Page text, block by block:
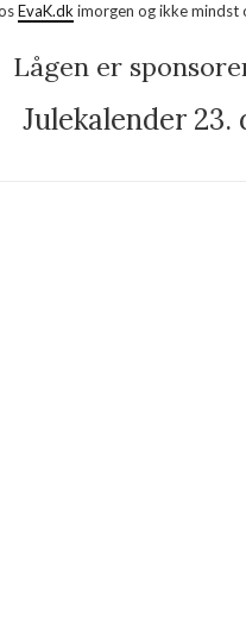
EvaK.dkimorgen og ikke mindst
Lågen er
Julekalender 23.